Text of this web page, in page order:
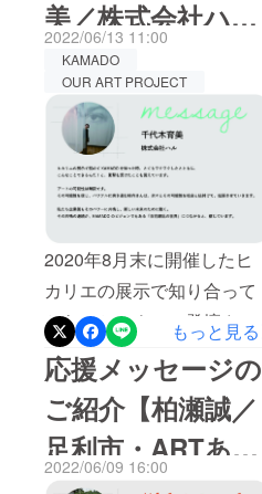
様に思え、とてもとても嬉
しいです。
https://www.gaiax.co.jp/blog/
startup-studio/ ファイナンス
に繋がるピッチに週１で出
るのに注力し過ぎてクラ
ファンのお知らせが全然で
きてなかったのですが、明
日で終了となりま
す、、、。涙 「きっとこれ
から面白いサービスになる
のであろう！」という期待
に乗って頂ける方に応援や
シェアを頂けると嬉しいで
す！！ https://camp-
fire.jp/projects/view/586533#
美／株式会社ハ
ル】
2022/06/13 11:00
KAMADO
OUR ART PROJECT
2020年8月末に開催したヒ
カリエの展示で知り合って
から、セミナーに登壇させ
て頂いたりとお世話になっ
ている株式会社ハルの千代
木さんから応援コメントを
いただきました。ヒカリエ
の展示で初めてKAMADOを
もっと見る
応援メッセージの
ご紹介【柏瀬誠／
足利市・ARTあし
2022/06/09 16:00